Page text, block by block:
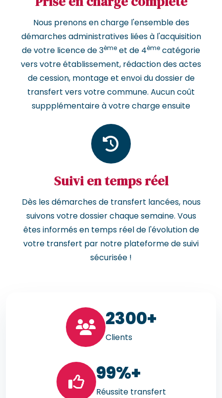
Nous prenons en charge l'ensemble des
démarches administratives liées à l'acquisition
de votre licence de 3ème et de 4ème catégorie
vers votre établissement, rédaction des actes
de cession, montage et envoi du dossier de
transfert vers votre commune. Aucun coût
suppplémentaire à votre charge ensuite
Suivi en temps réel
Dès les démarches de transfert lancées, nous
suivons votre dossier chaque semaine. Vous
êtes informés en temps réel de l'évolution de
votre transfert par notre plateforme de suivi
sécurisée !
2300+
Clients
99%+
Réussite transfert